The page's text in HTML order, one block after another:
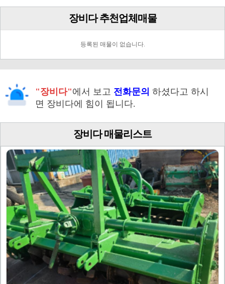
장비다 추천업체매물
등록된 매물이 없습니다.
"장비다"에서 보고 전화문의 하셨다고 하시
면 장비다에 힘이 됩니다.
장비다 매물리스트